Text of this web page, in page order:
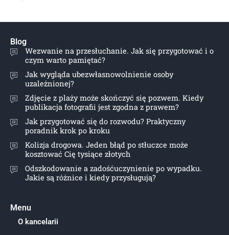
Blog
Wezwanie na przesłuchanie. Jak się przygotować i o
czym warto pamiętać?
Jak wygląda ubezwłasnowolnienie osoby
uzależnionej?
Zdjęcie z plaży może skończyć się pozwem. Kiedy
publikacja fotografii jest zgodna z prawem?
Jak przygotować się do rozwodu? Praktyczny
poradnik krok po kroku
Kolizja drogowa. Jeden błąd po stłuczce może
kosztować Cię tysiące złotych
Odszkodowanie a zadośćuczynienie po wypadku.
Jakie są różnice i kiedy przysługują?
Menu
O kancelarii